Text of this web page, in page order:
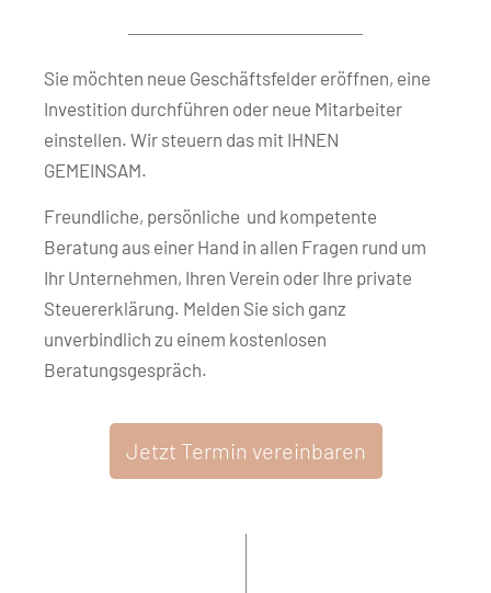
Sie möchten neue Geschäftsfelder eröffnen, eine
Investition durchführen oder neue Mitarbeiter
einstellen. Wir steuern das mit IHNEN
GEMEINSAM.
Freundliche, persönliche und kompetente
Beratung aus einer Hand in allen Fragen rund um
Ihr Unternehmen, Ihren Verein oder Ihre private
Steuererklärung. Melden Sie sich ganz
unverbindlich zu einem kostenlosen
Beratungsgespräch.
Jetzt Termin vereinbaren